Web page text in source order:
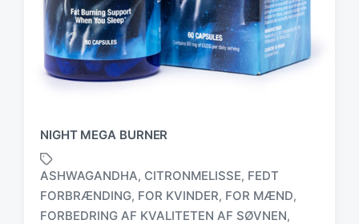
NIGHT MEGA BURNER
ASHWAGANDHA, CITRONMELISSE, FEDT
FORBRÆNDING, FOR KVINDER, FOR MÆND,
FORBEDRING AF KVALITETEN AF ​​SØVNEN,